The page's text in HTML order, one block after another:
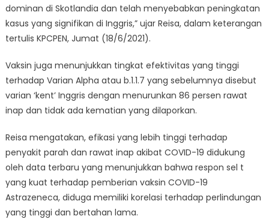
dominan di Skotlandia dan telah menyebabkan peningkatan
kasus yang signifikan di Inggris,” ujar Reisa, dalam keterangan
tertulis KPCPEN, Jumat (18/6/2021).
Vaksin juga menunjukkan tingkat efektivitas yang tinggi
terhadap Varian Alpha atau b.1.1.7 yang sebelumnya disebut
varian ‘kent’ Inggris dengan menurunkan 86 persen rawat
inap dan tidak ada kematian yang dilaporkan.
Reisa mengatakan, efikasi yang lebih tinggi terhadap
penyakit parah dan rawat inap akibat COVID-19 didukung
oleh data terbaru yang menunjukkan bahwa respon sel t
yang kuat terhadap pemberian vaksin COVID-19
Astrazeneca, diduga memiliki korelasi terhadap perlindungan
yang tinggi dan bertahan lama.